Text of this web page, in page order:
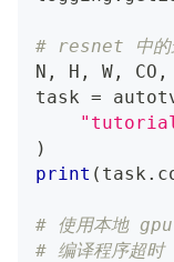
# resnet 中的
N , H , W , CO ,
task =
)
print ( task .
# 使用本地 gpu
# 编译程序超